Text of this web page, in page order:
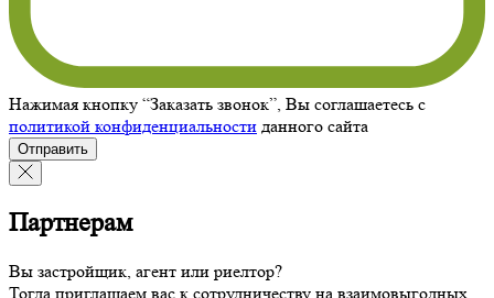
Нажимая кнопку “Заказать звонок”, Вы соглашаетесь с
политикой конфиденциальности данного сайта
Отправить
Партнерам
Вы застройщик, агент или риелтор?
Тогда приглашаем вас к сотрудничеству на взаимовыгодных